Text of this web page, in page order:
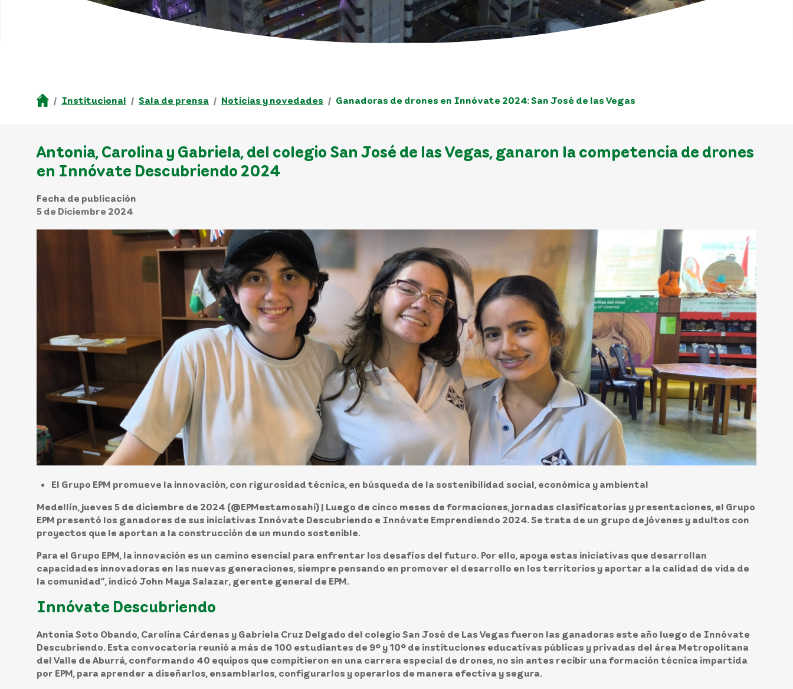
Institucional Sala de prensa Noticias y novedades Ganadoras de drones en Innóvate 2024: San José de las Vegas
Antonia, Carolina y Gabriela, del colegio San José de las Vegas, ganaron la competencia de drones
en Innóvate Descubriendo 2024
Fecha de publicación
5 de Diciembre 2024
El Grupo EPM promueve la innovación, con rigurosidad técnica, en búsqueda de la sostenibilidad social, económica y ambiental
Medellín, jueves 5 de diciembre de 2024 (@EPMestamosahi) | Luego de cinco meses de formaciones, jornadas clasificatorias y presentaciones, el Grupo
EPM presentó los ganadores de sus iniciativas Innóvate Descubriendo e Innóvate Emprendiendo 2024. Se trata de un grupo de jóvenes y adultos con
proyectos que le aportan a la construcción de un mundo sostenible.
Para el Grupo EPM, la innovación es un camino esencial para enfrentar los desafíos del futuro. Por ello, apoya estas iniciativas que desarrollan
capacidades innovadoras en las nuevas generaciones, siempre pensando en promover el desarrollo en los territorios y aportar a la calidad de vida de
la comunidad”, indicó John Maya Salazar, gerente general de EPM.
Innóvate Descubriendo
Antonia Soto Obando, Carolina Cárdenas y Gabriela Cruz Delgado del colegio San José de Las Vegas fueron las ganadoras este año luego de Innóvate
Descubriendo. Esta convocatoria reunió a más de 100 estudiantes de 9° y 10° de instituciones educativas públicas y privadas del área Metropolitana
del Valle de Aburrá, conformando 40 equipos que compitieron en una carrera especial de drones, no sin antes recibir una formación técnica impartida
por EPM, para aprender a diseñarlos, ensamblarlos, configurarlos y operarlos de manera efectiva y segura.